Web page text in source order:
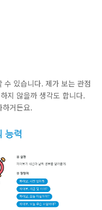
수 있습니다. 제가 보는 관점
지 않을까 생각도 합니다.
거든요.